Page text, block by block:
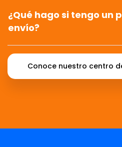
¿Qué hago si tengo un
envío?
Conoce nuestro centro